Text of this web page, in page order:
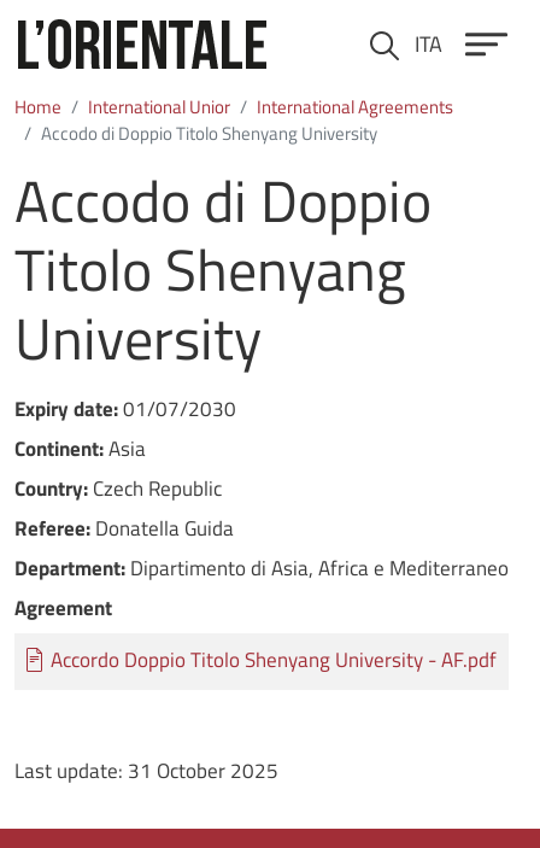
Cerca ITA
Home International Unior
International Agreements
Accodo di Doppio Titolo Shenyang University
Accodo di Doppio
Titolo Shenyang
University
Expiry date:01/07/2030
Continent:Asia
Country:Czech Republic
Referee:Donatella Guida
Department:Dipartimento di Asia, Africa e Mediterraneo
Agreement
Documento
Accordo Doppio Titolo Shenyang University - AF.pdf
Last update: 31 October 2025